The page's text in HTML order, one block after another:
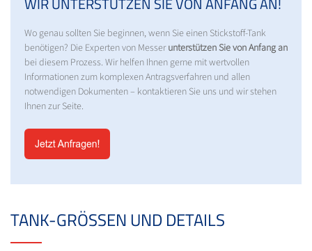
Wo genau sollten Sie beginnen, wenn Sie einen Stickstoff-Tank
benötigen? Die Experten von Messerunterstützen Sie von Anfang an
bei diesem Prozess. Wir helfen Ihnen gerne mit wertvollen
Informationen zum komplexen Antragsverfahren und allen
notwendigen Dokumenten – kontaktieren Sie uns und wir stehen
Ihnen zur Seite.
TANK-GRÖSSEN UND DETAILS